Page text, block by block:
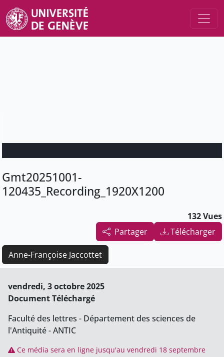
Gmt20251001-
120435_Recording_1920X1200
132 Vues
Partager
Télécharger
Anne-Françoise Jaccottet
vendredi, 3 octobre 2025
Document Téléchargé
Faculté des lettres - Département des sciences de
l'Antiquité - ANTIC
Ce média sera en ligne jusqu'au vendredi 18 septembre